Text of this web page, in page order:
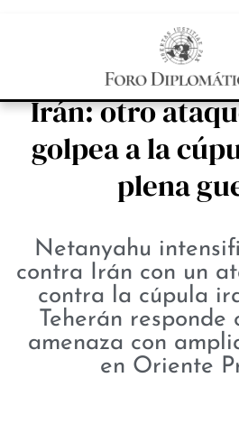
Ofensiva
Irán: otro
golpea a la
plena
Netanyahu
contra Irán con un
contra la cúpula
Teherán responde
amenaza con
en Oriente